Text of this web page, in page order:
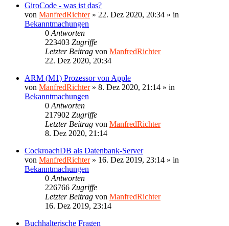
GiroCode - was ist das?
von ManfredRichter» 22. Dez 2020, 20:34 » in
Bekanntmachungen
0 Antworten
223403 Zugriffe
Letzter Beitrag von ManfredRichter
22. Dez 2020, 20:34
ARM (M1) Prozessor von Apple
von ManfredRichter» 8. Dez 2020, 21:14 » in
Bekanntmachungen
0 Antworten
217902 Zugriffe
Letzter Beitrag von ManfredRichter
8. Dez 2020, 21:14
CockroachDB als Datenbank-Server
von ManfredRichter» 16. Dez 2019, 23:14 » in
Bekanntmachungen
0 Antworten
226766 Zugriffe
Letzter Beitrag von ManfredRichter
16. Dez 2019, 23:14
Buchhalterische Fragen